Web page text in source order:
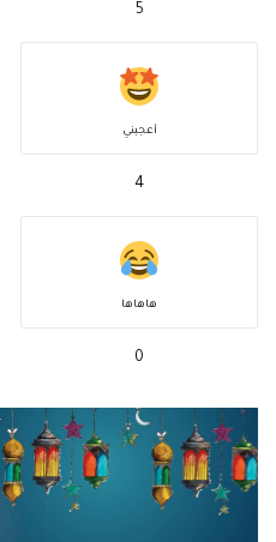
5
أعجبني
4
هاهاها
0